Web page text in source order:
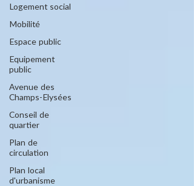
Logement social
Mobilité
Espace public
Equipement
public
Avenue des
Champs-Elysées
Conseil de
quartier
Plan de
circulation
Plan local
d'urbanisme